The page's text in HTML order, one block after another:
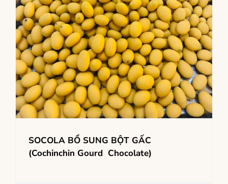
SOCOLA BỔ SUNG BỘT GẤC
(Cochinchin Gourd Chocolate)